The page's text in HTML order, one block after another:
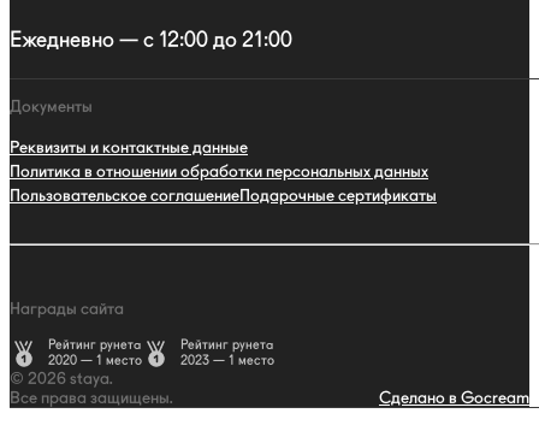
Ежедневно — с 12:00 до 21:00
Документы
Реквизиты и контактные данные
Политика в отношении обработки персональных данных
Пользовательское соглашениеПодарочные сертификаты
Награды сайта
Рейтинг рунета
2020 — 1 место
Рейтинг рунета
2023 — 1 место
© 2026 staya.
Все права защищены.
Сделано в Gocream